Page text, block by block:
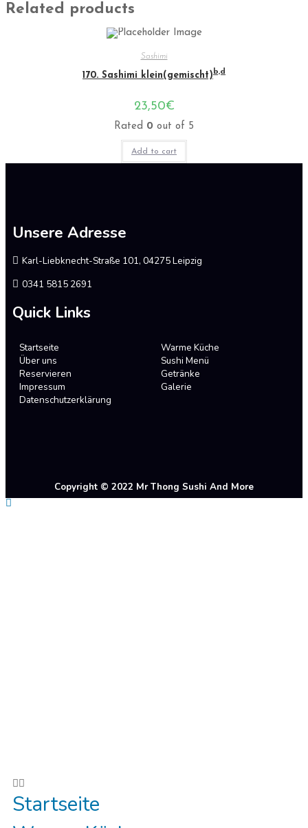
Related products
Sashimi
170. Sashimi klein(gemischt) b,d
23,50€
Rated 0 out of 5
Add to cart
Unsere Adresse
Karl-Liebknecht-Straße 101, 04275 Leipzig
0341 5815 2691
Quick Links
Startseite
Über uns
Reservieren
Impressum
Datenschutzerklärung
Warme Küche
Sushi Menü
Getränke
Galerie
Copyright © 2022 Mr Thong Sushi And More
Startseite